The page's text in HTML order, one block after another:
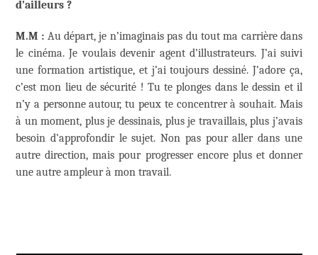
d’ailleurs ?
M.M : Au départ, je n’imaginais pas du tout ma carrière dans
le cinéma. Je voulais devenir agent d’illustrateurs. J’ai suivi
une formation artistique, et j’ai toujours dessiné. J’adore ça,
c’est mon lieu de sécurité ! Tu te plonges dans le dessin et il
n’y a personne autour, tu peux te concentrer à souhait. Mais
à un moment, plus je dessinais, plus je travaillais, plus j’avais
besoin d’approfondir le sujet. Non pas pour aller dans une
autre direction, mais pour progresser encore plus et donner
une autre ampleur à mon travail.